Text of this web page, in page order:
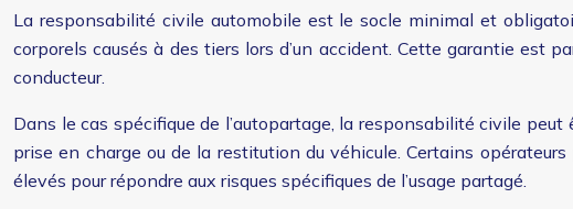
La responsabilité civile automobile est le socle minimal et
corporels causés à des tiers lors d’un accident. Cette garantie est
conducteur.
Dans le cas spécifique de l’autopartage, la responsabilité civile
prise en charge ou de la restitution du véhicule. Certains
élevés pour répondre aux risques spécifiques de l’usage partagé.